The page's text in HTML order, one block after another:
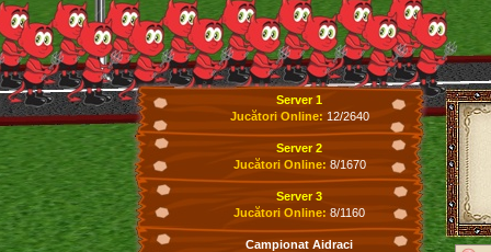
Server 1
Jucători Online: 12/2640
Server 2
Jucători Online: 8/1670
Server 3
Jucători Online: 8/1160
Campionat Aidraci